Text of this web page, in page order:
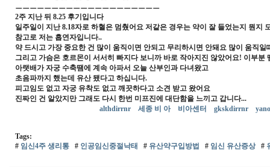
ㅡㅡㅡㅡㅡㅡㅡㅡㅡㅡㅡㅡㅡㅡㅡㅡㅡㅡㅡㅡ
2주 지난 뒤 8.25 후기입니다
일주일이 지난 8.18자로 하혈은 멈췄어요 저같은 경우는 약이 잘 들었는지 뭔지
참고로 저는 흡연자입니다..
약 드시고 가장 중요한 건 많이 움직이면 안되고 무리하시면 안돼요 많이 움직
그리고 가슴은 호르몬이 서서히 빠지다 보니까 바로 작아지진 않았어요! 이부분
아랫배가 자궁 수축땜에 계속 아파서 오늘 산부인과 다녀왔고
초음파까지 했는데 유산 됐다고 하십니다.
피고임도 없고 자궁 유착도 없고 깨끗하다고 소견 받고 왔어요
진짜인 건 알았지만 그래도 다시 한번 미프진에 대단함을 느끼고 갑니다...
althdirrnr
세종 비 아 비아센터 gkskdirrnr
Tags:
# 임신4주 생리통 # 인공임신중절낙태 # 유산약구입방법 # 임신 유산증상#